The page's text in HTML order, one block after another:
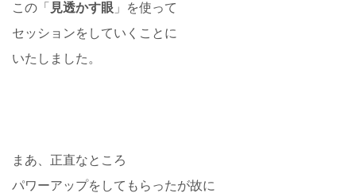
この「 見透かす眼 」を使って
セッションをしていくことに
いたしました。
まあ、正直なところ
パワーアップをしてもらったが故に